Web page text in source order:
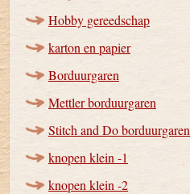
Hobby gereedschap
karton en papier
Borduurgaren
Mettler borduurgaren
Stitch and Do borduurgaren
knopen klein -1
knopen klein -2